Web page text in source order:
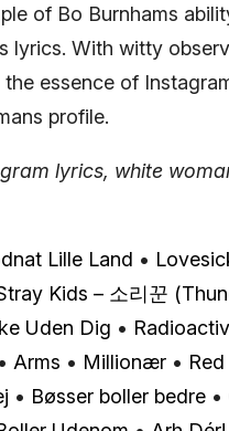
of Bo Burnhams
lyrics. With witty
essence of
profile.
lyrics, white
Lille Land •
Kids – 소리꾼
Uden Dig •
• ​Arms • Millionær •
• Bøsser boller bedre •